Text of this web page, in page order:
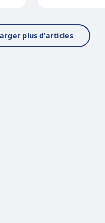
plus d'articles